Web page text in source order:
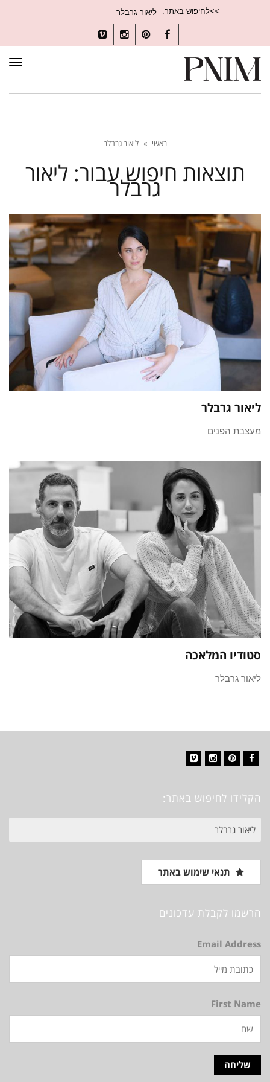
>>לחיפוש באתר:
עבור:
Facebook
Pinterest
Instagram
Vimeo
ראשי » ליאור גרבלר
תוצאות חיפוש עבור: ליאור
גרבלר
ליאור גרבלר
מעצבת הפנים
סטודיו המלאכה
ליאור גרבלר
הקלידו לחיפוש באתר:
חיפוש
עבור:
תנאי שימוש באתר
הרשמו לקבלת עדכונים
Email Address
First Name